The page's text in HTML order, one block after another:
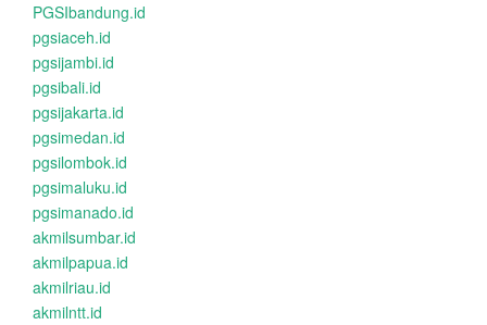
PGSIbandung.id
pgsiaceh.id
pgsijambi.id
pgsibali.id
pgsijakarta.id
pgsimedan.id
pgsilombok.id
pgsimaluku.id
pgsimanado.id
akmilsumbar.id
akmilpapua.id
akmilriau.id
akmilntt.id